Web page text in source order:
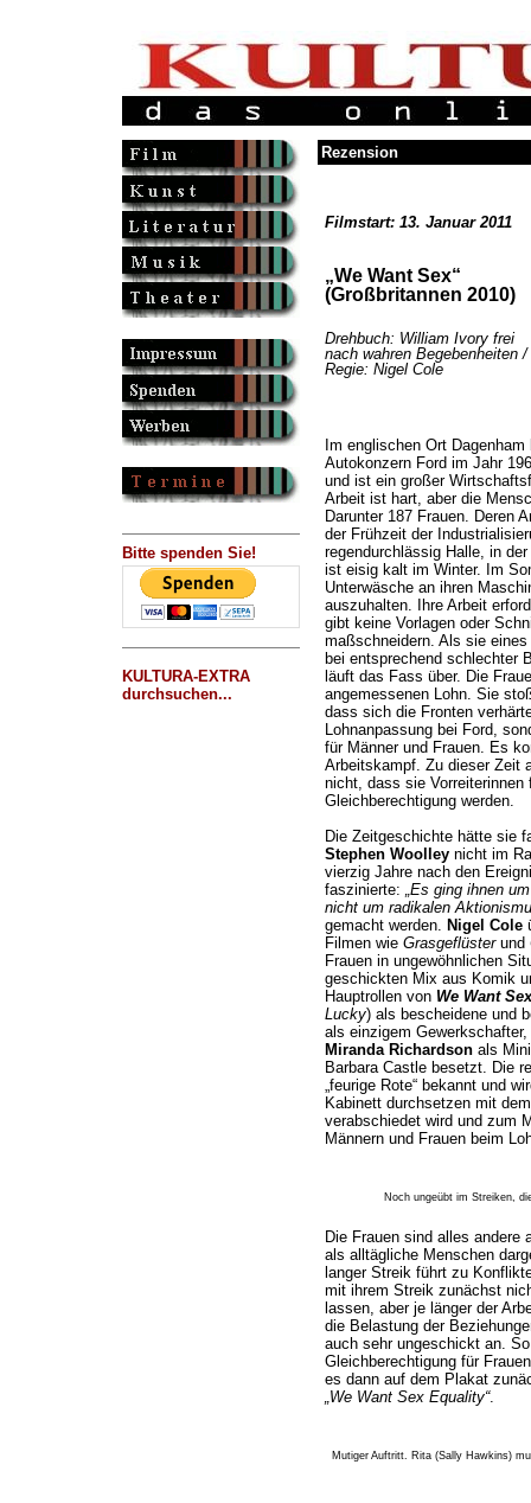
Bitte spenden Sie!
KULTURA-EXTRA
durchsuchen...
Rezension
Filmstart: 13. Januar 2011
„We Want Sex“
(Großbritannen 2010)
Drehbuch: William Ivory frei
nach wahren Begebenheiten /
Regie: Nigel Cole
Im englischen Ort
Autokonzern Ford im Jahr
und ist ein großer
Arbeit ist hart, aber die
Darunter 187 Frauen. Deren
der Frühzeit der
regendurchlässig Halle, in
ist eisig kalt im Winter. Im
Unterwäsche an ihren
auszuhalten. Ihre Arbeit
gibt keine Vorlagen oder
maßschneidern. Als sie
bei entsprechend schlechter
läuft das Fass über. Die
angemessenen Lohn. Sie
dass sich die Fronten
Lohnanpassung bei Ford,
für Männer und Frauen. Es
Arbeitskampf. Zu dieser Zeit
nicht, dass sie
Gleichberechtigung werden.
Die Zeitgeschichte hätte sie
Stephen Woolleynicht im
vierzig Jahre nach den
faszinierte: „Es ging ihnen
nicht um radikalen
gemacht werden. Nigel Cole
Filmen wie Grasgeflüsterund
Frauen in ungewöhnlichen
geschickten Mix aus Komik
Hauptrollen von We Want Sex
Lucky) als bescheidene und
als einzigem
Miranda Richardsonals
Barbara Castle besetzt. Die
„feurige Rote“ bekannt und
Kabinett durchsetzen mit
verabschiedet wird und zum
Männern und Frauen beim
Noch ungeübt im Streiken,
Die Frauen sind alles andere
als alltägliche Menschen
langer Streik führt zu
mit ihrem Streik zunächst
lassen, aber je länger der
die Belastung der
auch sehr ungeschickt an.
Gleichberechtigung für
es dann auf dem Plakat
„We Want Sex Equality“.
Mutiger Auftritt. Rita (Sally Hawkins)